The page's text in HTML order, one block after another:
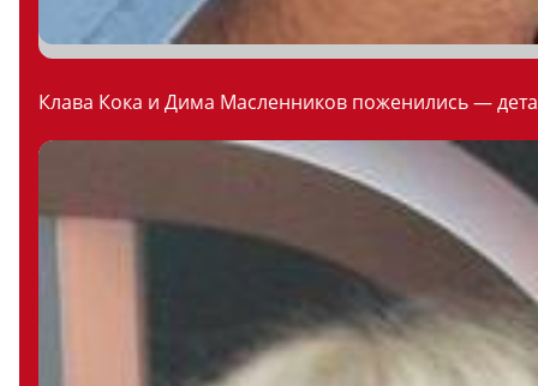
Клава Кока и Дима Масленников поженились —